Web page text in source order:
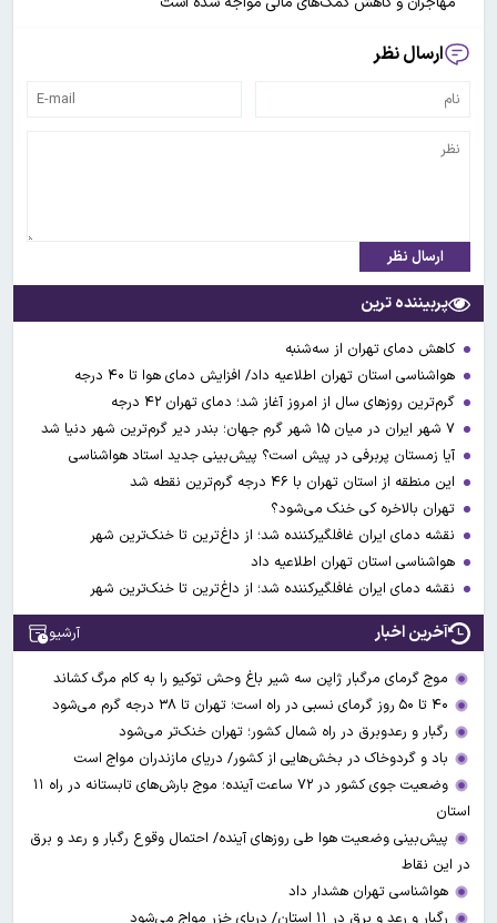
ارسال نظر
ارسال نظر
پربیننده ترین
کاهش دمای تهران از سه‌شنبه
هواشناسی استان تهران اطلاعیه داد/ افزایش دمای هوا تا ۴۰ درجه
گرم‌ترین روزهای سال از امروز آغاز شد؛ دمای تهران ۴۲ درجه
آیا زمستان پربرفی در پیش است؟ پیش‌بینی جدید استاد هواشناسی
این منطقه از استان تهران با ۴۶ درجه گرم‌ترین نقطه شد
تهران بالاخره کی خنک می‌شود؟
نقشه دمای ایران غافلگیرکننده شد؛ از داغ‌ترین تا خنک‌ترین شهر
هواشناسی استان تهران اطلاعیه داد
نقشه دمای ایران غافلگیرکننده شد؛ از داغ‌ترین تا خنک‌ترین شهر
آخرین اخبار آرشیو
موج گرمای مرگبار ژاپن سه شیر باغ وحش توکیو را به کام مرگ کشاند
۴۰ تا ۵۰ روز گرمای نسبی در راه است؛ تهران تا ۳۸ درجه گرم می‌شود
رگبار و رعدوبرق در راه شمال کشور؛ تهران خنک‌تر می‌شود
باد و گردوخاک در بخش‌هایی از کشور/ دریای مازندران مواج است
وضعیت جوی کشور در ۷۲ ساعت آینده؛ موج بارش‌های تابستانه در راه ۱۱
استان
پیش‌بینی وضعیت هوا طی روزهای آینده/ احتمال وقوع رگبار و رعد و برق
در این نقاط
هواشناسی تهران هشدار داد
رگبار و رعد و برق در ۱۱ استان‌/ دریای خزر مواج می‌شود